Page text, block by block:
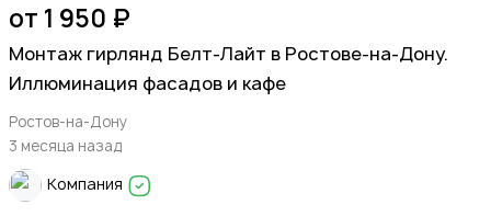
от 1 950 ₽
Монтаж гирлянд Белт-Лайт в Ростове-на-Дону.
Иллюминация фасадов и кафе
Ростов-на-Дону
3 месяца назад
Компания